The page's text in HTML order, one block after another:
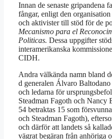
Innan de senaste gripandena
fångar, enligt den
och aktivister till stöd för de
Mecanismo para el
Politicas. Dessa uppgifter
interamerikanska
CIDH.
Andra välkända namn bland
d generalen Álvaro
och ledarna för
Steadman Fagoth och Nancy
54 betraktas 15 som
och Steadman Fagoth),
och därför att landets så
vägrat begäran från anhöriga